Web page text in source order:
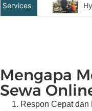
Services
Mengapa
Sewa
Respon Cepat dan